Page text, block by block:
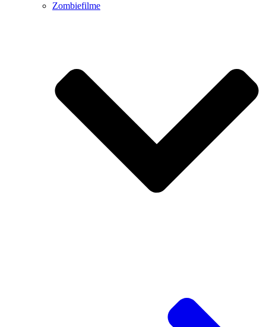
Zombiefilme